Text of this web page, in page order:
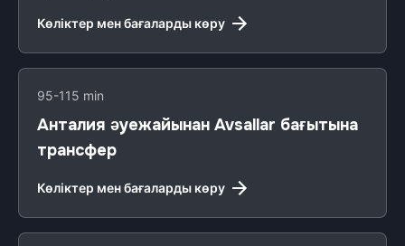
Көліктер мен бағаларды көру
95-115 min
Анталия әуежайынан Avsallar бағытына
трансфер
Көліктер мен бағаларды көру